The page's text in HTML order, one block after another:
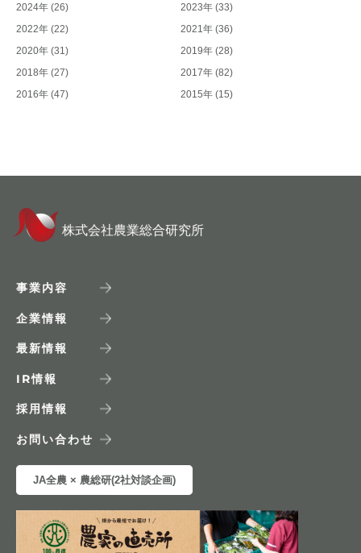
2024年 (26) 2023年 (33)
2022年 (22) 2021年 (36)
2020年 (31) 2019年 (28)
2018年 (27) 2017年 (82)
2016年 (47) 2015年 (15)
株式会社農業総合研究所
事業内容
企業情報
最新情報
IR情報
採用情報
お問い合わせ
JA全農 × 農総研(2社対談企画)